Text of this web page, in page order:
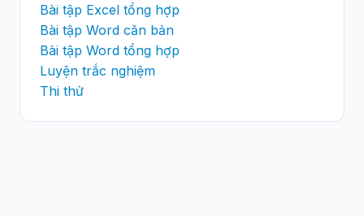
Bài tập Excel tổng hợp
Bài tập Word căn bản
Bài tập Word tổng hợp
Luyện trắc nghiệm
Thi thử